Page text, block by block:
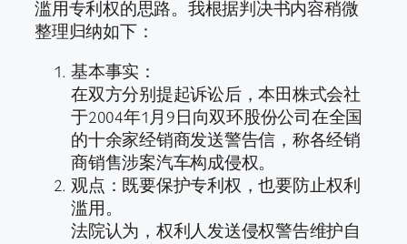
滥用专利权的思路。我根据判决书内容稍微
整理归纳如下：
基本事实：
在双方分别提起诉讼后，本田株式会社
于2004年1月9日向双环股份公司在全国
的十余家经销商发送警告信，称各经销
商销售涉案汽车构成侵权。
观点：既要保护专利权，也要防止权利
滥用。
法院认为，权利人发送侵权警告维护自